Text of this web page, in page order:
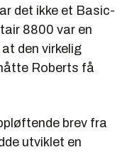
det ikke et Basic-
8800 var en
den virkelig
Roberts få
brev fra
utviklet en